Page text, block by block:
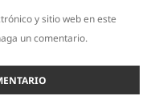
y sitio web en este
un comentario.